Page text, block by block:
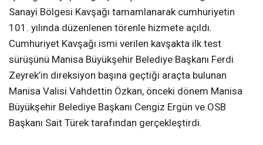
Sanayi Bölgesi Kavşağı tamamlanarak cumhuriyetin
101. yılında düzenlenen törenle hizmete açıldı.
Cumhuriyet Kavşağı ismi verilen kavşakta ilk test
sürüşünü Manisa Büyükşehir Belediye Başkanı Ferdi
Zeyrek’in direksiyon başına geçtiği araçta bulunan
Manisa Valisi Vahdettin Özkan, önceki dönem Manisa
Büyükşehir Belediye Başkanı Cengiz Ergün ve OSB
Başkanı Sait Türek tarafından gerçekleştirdi.